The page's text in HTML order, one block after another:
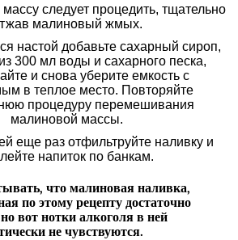
следует процедить, тщательно
малиновый жмых.
настой добавьте сахарный сироп,
300 мл воды и сахарного песка,
и снова уберите емкость с
в теплое место. Повторяйте
процедуру перемешивания
малиновой массы.
еще раз отфильтруйте наливку и
напиток по банкам.
что малиновая наливка,
по этому рецепту достаточно
вот нотки алкоголя в ней
не чувствуются.